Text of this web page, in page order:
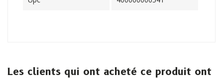
Les clients qui ont acheté ce produit ont